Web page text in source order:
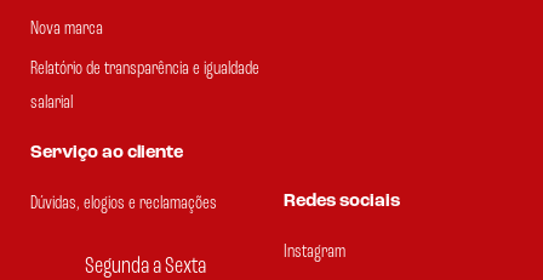
Nova marca
Relatório de transparência e igualdade
salarial
Serviço ao cliente
Dúvidas, elogios e reclamações
Segunda a Sexta
Redes sociais
Instagram